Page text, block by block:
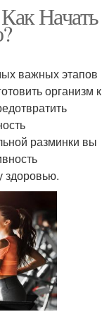
Начать
важных этапов
организм к
разминки вы
здоровью.